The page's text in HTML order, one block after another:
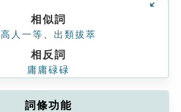
相似詞
高人一等 出類拔萃
相反詞
庸庸碌碌
詞條功能